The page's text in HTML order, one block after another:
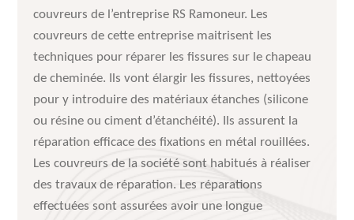
couvreurs de l’entreprise RS Ramoneur. Les
couvreurs de cette entreprise maitrisent les
techniques pour réparer les fissures sur le chapeau
de cheminée. Ils vont élargir les fissures, nettoyées
pour y introduire des matériaux étanches (silicone
ou résine ou ciment d’étanchéité). Ils assurent la
réparation efficace des fixations en métal rouillées.
Les couvreurs de la société sont habitués à réaliser
des travaux de réparation. Les réparations
effectuées sont assurées avoir une longue